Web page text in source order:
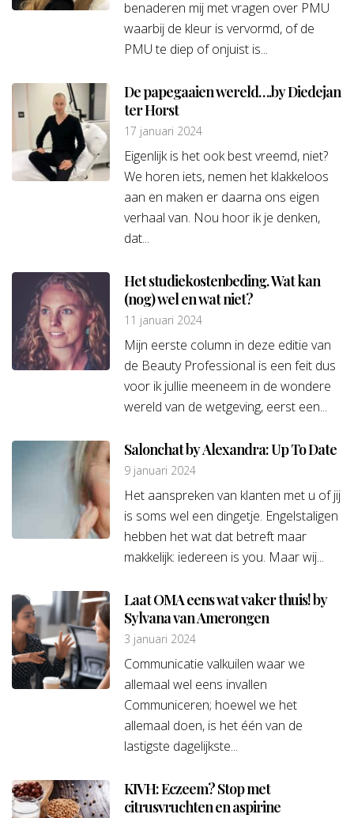
benaderen mij met vragen over PMU
waarbij de kleur is vervormd, of de
PMU te diep of onjuist is...
De papegaaien wereld….by Diedejan
ter Horst
17 januari 2024
Eigenlijk is het ook best vreemd, niet?
We horen iets, nemen het klakkeloos
aan en maken er daarna ons eigen
verhaal van. Nou hoor ik je denken,
dat...
Het studiekostenbeding. Wat kan
(nog) wel en wat niet?
11 januari 2024
Mijn eerste column in deze editie van
de Beauty Professional is een feit dus
voor ik jullie meeneem in de wondere
wereld van de wetgeving, eerst een...
Salonchat by Alexandra: Up To Date
9 januari 2024
Het aanspreken van klanten met u of jij
is soms wel een dingetje. Engelstaligen
hebben het wat dat betreft maar
makkelijk: iedereen is you. Maar wij...
Laat OMA eens wat vaker thuis! by
Sylvana van Amerongen
3 januari 2024
Communicatie valkuilen waar we
allemaal wel eens invallen
Communiceren; hoewel we het
allemaal doen, is het één van de
lastigste dagelijkste...
KIVH: Eczeem? Stop met
citrusvruchten en aspirine